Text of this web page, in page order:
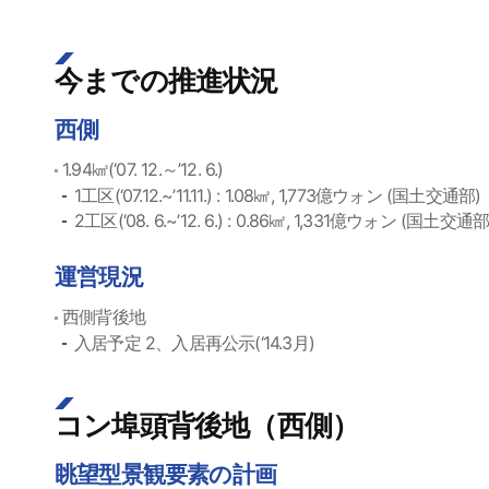
今までの推進状況
西側
1.94㎢(‘07. 12.～’12. 6.)
1工区(‘07.12.~’11.11.) : 1.08㎢, 1,773億ウォン (国土交通部)
2工区(‘08. 6.~’12. 6.) : 0.86㎢, 1,331億ウォン (国土交通
運営現況
西側背後地
入居予定 2、入居再公示(‘14.3月)
コン埠頭背後地（西側）
眺望型景観要素の計画